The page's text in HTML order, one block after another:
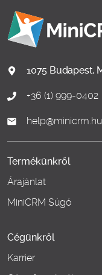
1075 Budapest,
+36 (1) 999-0402
help@minicrm.hu
Termékünkről
Árajánlat
MiniCRM Súgó
Cégünkről
Karrier